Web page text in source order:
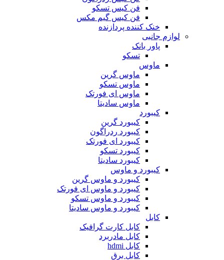
فن کیس تسکو
فن کیس گیم مکس
خنک کننده پردازنده
لوازم جانبی
پاور بانک
تسکو
ماوس
ماوس گرین
ماوس تسکو
ماوس ای فورتک
ماوس سادیتا
کیبورد
کیبورد گرین
کیبورد ردراگون
کیبورد ای فورتک
کیبورد تسکو
کیبورد سادیتا
کیبورد و ماوس
کیبورد و ماوس گرین
کیبورد و ماوس ای فورتک
کیبورد و ماوس تسکو
کیبورد و ماوس سادیتا
کابل
کابل کارت گرافیک
کابل مادربرد
کابل hdmi
کابل برق